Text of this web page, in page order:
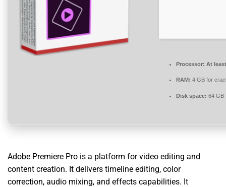
Processor: At
RAM: 4 GB for
Disk space: 64 GB
Adobe Premiere Pro is a platform for video editing and
content creation. It delivers timeline editing, color
correction, audio mixing, and effects capabilities. It